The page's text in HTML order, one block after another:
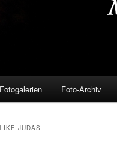
Fotogalerien Foto-Archiv
JUDAS